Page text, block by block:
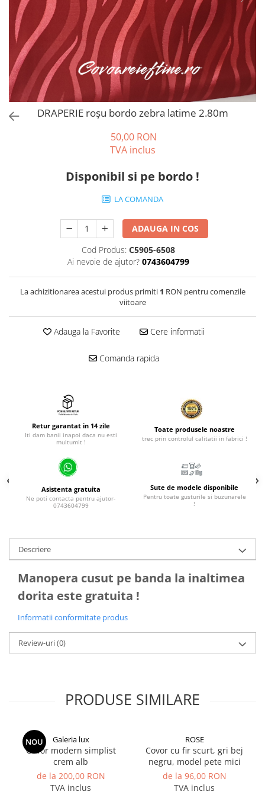
MILANO
DELUXE
TRUVA
Covoare bisericesti
Covoare abstracte
Covoare clasice cu modele florale
Covoare 300/400
Covoare 200/250
Seturi pentru dormitoare latime
60 cm
Seturi pentru dormitor latime 80
cm
COVOARE OVALE sau ROTUNDE
DRAPERIE roșu bordo zebra latime 2.80m
50,00 RON
TVA inclus
Disponibil si pe bordo !
LA COMANDA
ADAUGA IN COS
Cod Produs: C5905-6508
Ai nevoie de ajutor? 0743604799
La achizitionarea acestui produs primiti 1 RON pentru comenzile
viitoare
Adauga la Favorite Cere informatii
Comanda rapida
Retur garantat in 14 zile
Iti dam banii inapoi daca nu esti
multumit !
Toate produsele noastre
trec prin controlul calitatii in fabrici !
Asistenta gratuita
Ne poti contacta pentru ajutor-
0743604799
Sute de modele disponibile
Pentru toate gusturile si buzunarele
!
Descriere
Manopera cusut pe banda la inaltimea
dorita este gratuita !
Informatii conformitate produs
Review-uri(0)
PRODUSE SIMILARE
NOU Galeria lux
Covor modern simplist
crem alb
de la 200,00 RON
TVA inclus
ROSE
Covor cu fir scurt, gri bej
negru, model pete mici
de la 96,00 RON
TVA inclus